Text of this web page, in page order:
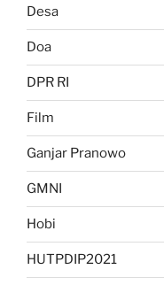
Desa
Doa
DPR RI
Film
Ganjar Pranowo
GMNI
Hobi
HUTPDIP2021